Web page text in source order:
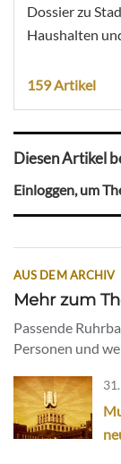
Dossier zu
Haushalten
159 Artikel
Diesen Artikel
Einloggen, um
AUS DEM ARCHIV
Mehr zum
Passende
Personen und